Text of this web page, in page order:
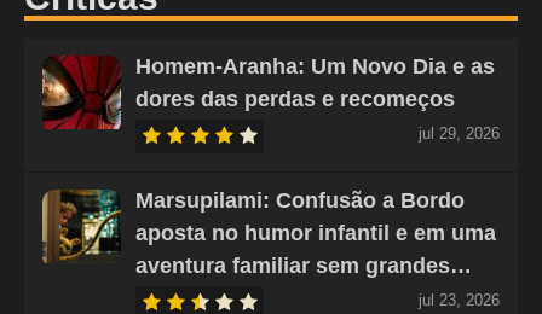
Homem-Aranha: Um Novo Dia e as
dores das perdas e recomeços
jul 29, 2026
Marsupilami: Confusão a Bordo
aposta no humor infantil e em uma
aventura familiar sem grandes…
jul 23, 2026